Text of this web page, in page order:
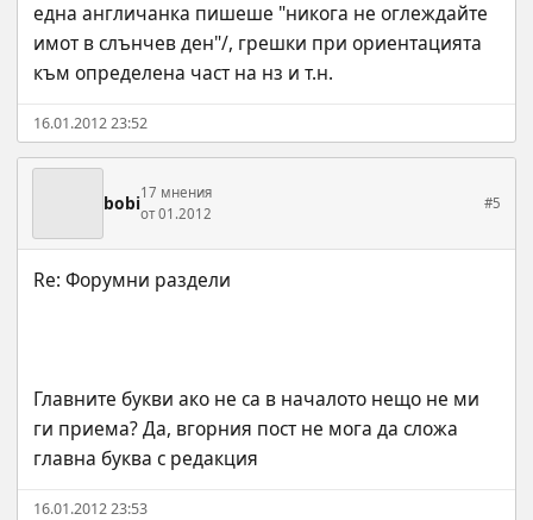
една англичанка пишеше "никога не оглеждайте
имот в слънчев ден"/, грешки при ориентацията
към определена част на нз и т.н.
16.01.2012 23:52
bobi17 мнения
от 01.2012
#5
Главните букви ако не са в началото нещо не ми
ги приема? Да, вгорния пост не мога да сложа
главна буква с редакция
16.01.2012 23:53